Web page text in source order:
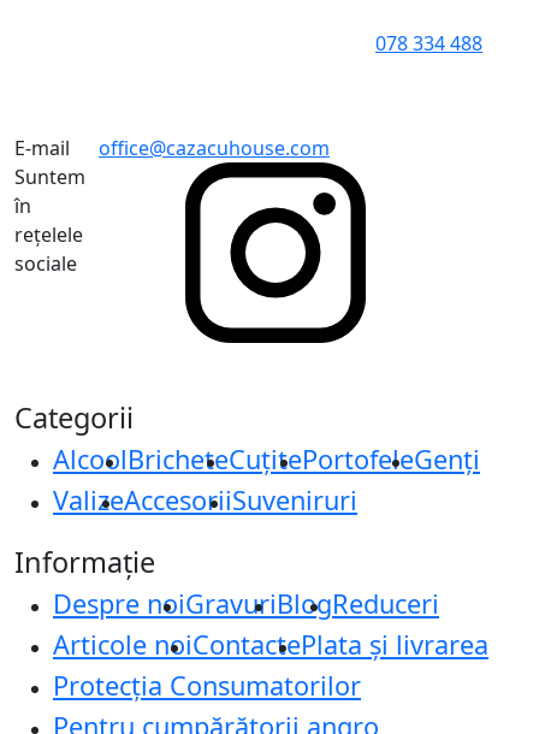
078 334 488
E-mail
office@cazacuhouse.com
Suntem
în
rețelele
sociale
Categorii
AlcoolBricheteCuțitePortofeleGenți
ValizeAccesoriiSuveniruri
Informație
Despre noiGravuriBlogReduceri
Articole noiContactePlata și livrarea
Protecţia Consumatorilor
Pentru cumpărătorii angro